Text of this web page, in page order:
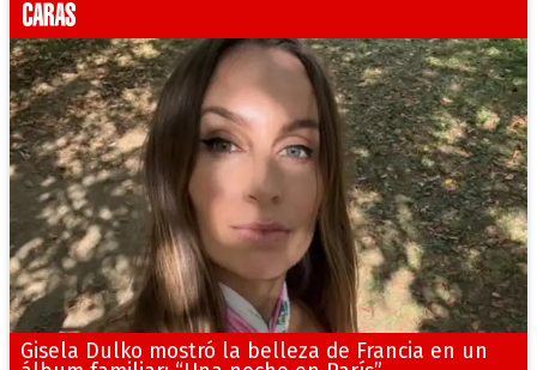
Gisela Dulko mostró la belleza de Francia en un